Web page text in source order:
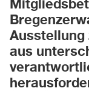
Ausstellung
aus